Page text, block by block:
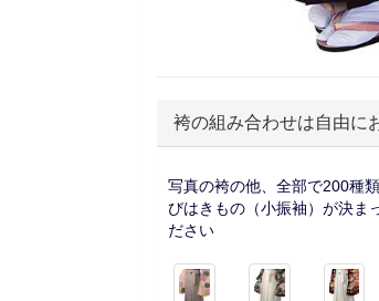
袴の組み合わせは自由に
写真の袴の他、全部で200種
びはきもの（小振袖）が決ま
ださい